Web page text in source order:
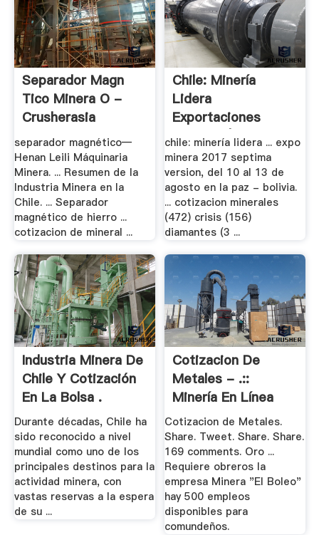
Separador Magn
Tico Minera O -
Crusherasia
separador magnético—
Henan Leili Máquinaria
Minera. ... Resumen de la
Industria Minera en la
Chile. ... Separador
magnético de hierro ...
cotizacion de mineral ...
Chile: Minería
Lidera
Exportaciones
Chilenas | .
chile: minería lidera ... expo
minera 2017 septima
version, del 10 al 13 de
agosto en la paz - bolivia.
... cotizacion minerales
(472) crisis (156)
diamantes (3 ...
Industria Minera De
Chile Y Cotización
En La Bolsa .
Durante décadas, Chile ha
sido reconocido a nivel
mundial como uno de los
principales destinos para la
actividad minera, con
vastas reservas a la espera
de su ...
Cotizacion De
Metales - .::
Minería En Línea
Cotizacion de Metales.
Share. Tweet. Share. Share.
169 comments. Oro ...
Requiere obreros la
empresa Minera "El Boleo"
hay 500 empleos
disponibles para
comundeños.